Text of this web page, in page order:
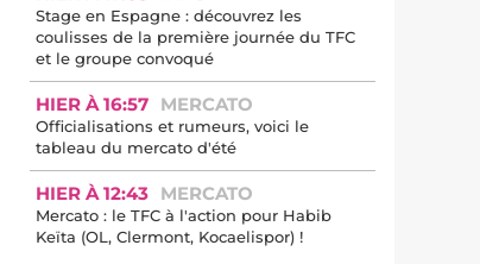
Stage en Espagne : découvrez les
coulisses de la première journée du TFC
et le groupe convoqué
HIER À 16:57 MERCATO
Officialisations et rumeurs, voici le
tableau du mercato d'été
HIER À 12:43 MERCATO
Mercato : le TFC à l'action pour Habib
Keïta (OL, Clermont, Kocaelispor) !